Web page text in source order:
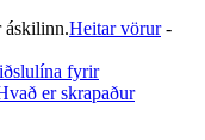
Heitar vörur-
fyrir
er skrapaður